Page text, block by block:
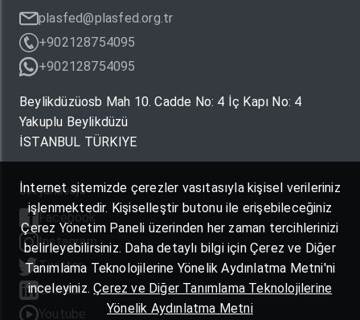
plasfed@plasfed.org.tr
+902128754095
+902128754095
Beylikdüzüosb Mah 10. Cadde No: 4 İç Kapı No: 4
Yakuplu Beylikdüzü
İSTANBUL TÜRKIYE
Sosyal Medya
Facebook
Instagram
Twitter
Linkedin
Youtube
İnternet sitemizde çerezler vasıtasıyla kişisel verileriniz
işlenmektedir. Kişiselleştir butonu ile erişebileceğiniz
Çerez Yönetim Paneli üzerinden her zaman tercihlerinizi
belirleyebilirsiniz. Daha detaylı bilgi için Çerez ve Diğer
Tanımlama Teknolojilerine Yönelik Aydınlatma Metni'ni
inceleyiniz.Çerez ve Diğer Tanımlama Teknolojilerine
Yönelik Aydınlatma Metni